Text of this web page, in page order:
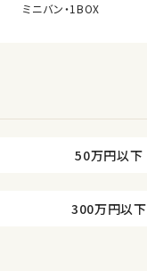
ミニバン・1BOX
50万円以下
300万円以下